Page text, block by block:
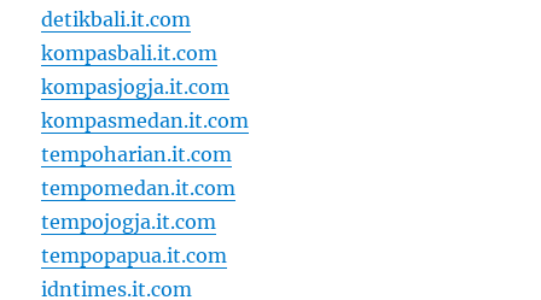
detikbali.it.com
kompasbali.it.com
kompasjogja.it.com
kompasmedan.it.com
tempoharian.it.com
tempomedan.it.com
tempojogja.it.com
tempopapua.it.com
idntimes.it.com